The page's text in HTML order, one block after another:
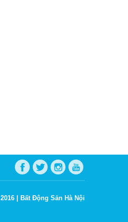
2016 | Bất Động Sản Hà Nội